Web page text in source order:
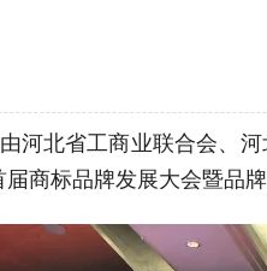
河北省工商业联合会、
商标品牌发展大会暨品